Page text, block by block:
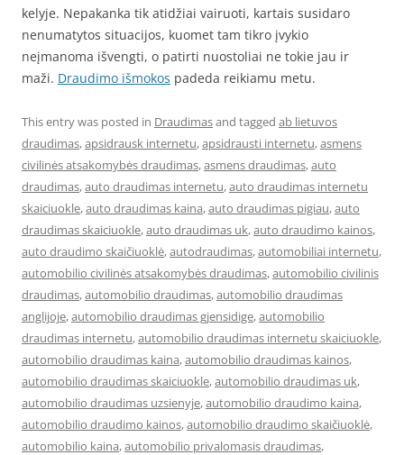
kelyje. Nepakanka tik atidžiai vairuoti, kartais susidaro
nenumatytos situacijos, kuomet tam tikro įvykio
neįmanoma išvengti, o patirti nuostoliai ne tokie jau ir
maži. Draudimo išmokos padeda reikiamu metu.
This entry was posted in Draudimasand tagged ab lietuvos
draudimas,apsidrausk internetu,apsidrausti internetu,asmens
civilinės atsakomybės draudimas,asmens draudimas,auto
draudimas,auto draudimas internetu,auto draudimas internetu
skaiciuokle,auto draudimas kaina,auto draudimas pigiau,auto
draudimas skaiciuokle,auto draudimas uk,auto draudimo kainos,
auto draudimo skaičiuoklė,autodraudimas,automobiliai internetu,
automobilio civilinės atsakomybės draudimas,automobilio civilinis
draudimas,automobilio draudimas,automobilio draudimas
anglijoje,automobilio draudimas gjensidige,automobilio
draudimas internetu,automobilio draudimas internetu skaiciuokle,
automobilio draudimas kaina,automobilio draudimas kainos,
automobilio draudimas skaiciuokle,automobilio draudimas uk,
automobilio draudimas uzsienyje,automobilio draudimo kaina,
automobilio draudimo kainos,automobilio draudimo skaičiuoklė,
automobilio kaina,automobilio privalomasis draudimas,